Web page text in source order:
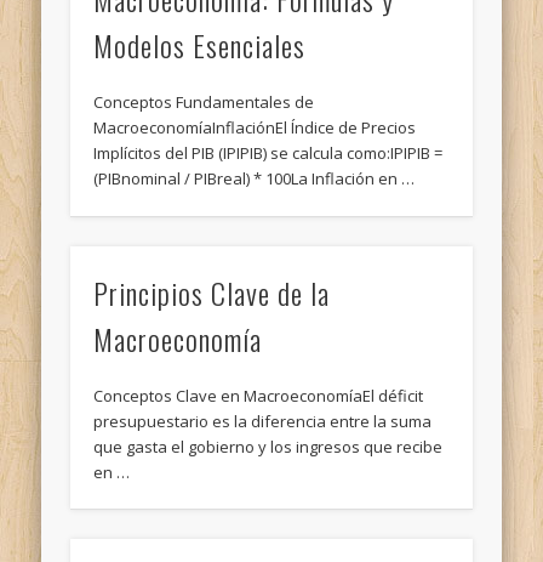
Modelos Esenciales
Conceptos Fundamentales de
MacroeconomíaInflaciónEl Índice de Precios
Implícitos del PIB (IPIPIB) se calcula como:IPIPIB =
(PIBnominal / PIBreal) * 100La Inflación en …
Principios Clave de la
Macroeconomía
Conceptos Clave en MacroeconomíaEl déficit
presupuestario es la diferencia entre la suma
que gasta el gobierno y los ingresos que recibe
en …